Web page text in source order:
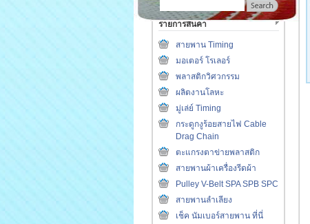
รายการสินค้า
สายพาน Timing
มอเตอร์ โรเลอร์
พลาสติกวิศวกรรม
ผลิตงานโลหะ
มู่เล่ย์ Timing
กระดูกงูร้อยสายไฟ Cable
Drag Chain
ตะแกรงตาข่ายพลาสติก
สายพานผ้าเครื่องรีดผ้า
Pulley V-Belt SPA SPB SPC
สายพานลำเลียง
เช็ค นัมเบอร์สายพาน ที่นี่